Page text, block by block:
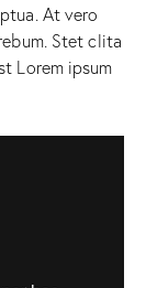
At vero
Stet clita
Lorem ipsum